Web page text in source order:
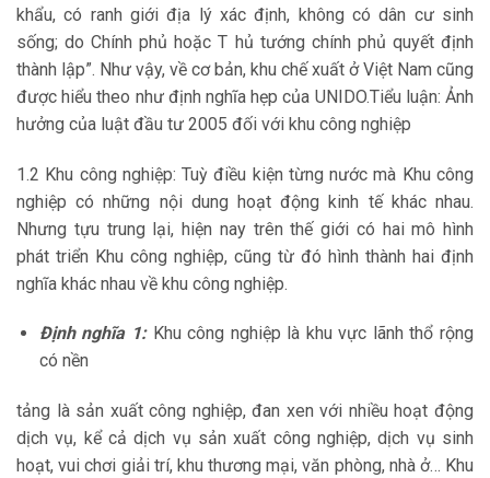
khẩu, có ranh giới địa lý xác định, không có dân cư sinh
sống; do Chính phủ hoặc T hủ tướng chính phủ quyết định
thành lập”. Như vậy, về cơ bản, khu chế xuất ở Việt Nam cũng
được hiểu theo như định nghĩa hẹp của UNIDO.Tiểu luận: Ảnh
hưởng của luật đầu tư 2005 đối với khu công nghiệp
1.2 Khu công nghiệp: Tuỳ điều kiện từng nước mà Khu công
nghiệp có những nội dung hoạt động kinh tế khác nhau.
Nhưng tựu trung lại, hiện nay trên thế giới có hai mô hình
phát triển Khu công nghiệp, cũng từ đó hình thành hai định
nghĩa khác nhau về khu công nghiệp.
Định nghĩa 1:Khu công nghiệp là khu vực lãnh thổ rộng
có nền
tảng là sản xuất công nghiệp, đan xen với nhiều hoạt động
dịch vụ, kể cả dịch vụ sản xuất công nghiệp, dịch vụ sinh
hoạt, vui chơi giải trí, khu thương mại, văn phòng, nhà ở… Khu